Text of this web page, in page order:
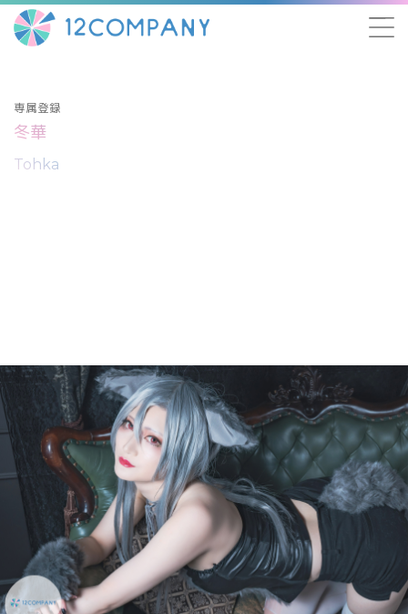
専属登録
冬華
Tohka